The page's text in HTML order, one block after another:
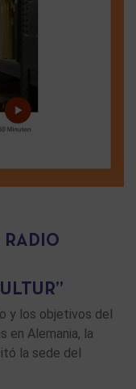
RADIO
y los objetivos del
en Alemania, la
la sede del